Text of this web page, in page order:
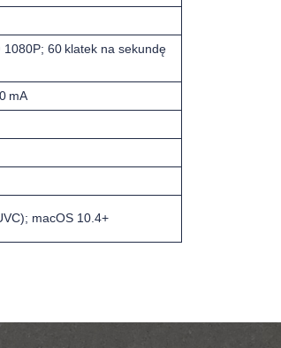
60 klatek na sekundę
mA
macOS 10.4+